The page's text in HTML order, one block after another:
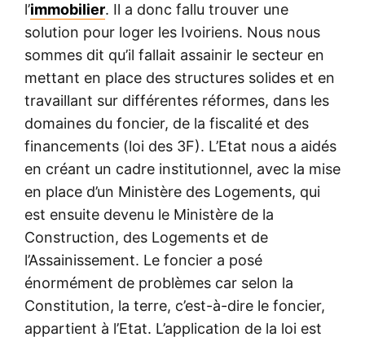
l’immobilier. Il a donc fallu trouver une
solution pour loger les Ivoiriens. Nous nous
sommes dit qu’il fallait assainir le secteur en
mettant en place des structures solides et en
travaillant sur différentes réformes, dans les
domaines du foncier, de la fiscalité et des
financements (loi des 3F). L’Etat nous a aidés
en créant un cadre institutionnel, avec la mise
en place d’un Ministère des Logements, qui
est ensuite devenu le Ministère de la
Construction, des Logements et de
l’Assainissement. Le foncier a posé
énormément de problèmes car selon la
Constitution, la terre, c’est-à-dire le foncier,
appartient à l’Etat. L’application de la loi est